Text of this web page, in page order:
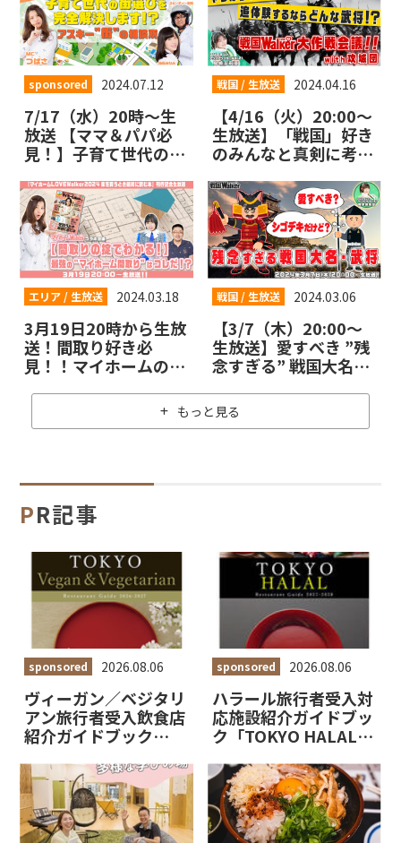
城印に注目してほしい
理由を語りつくすぞ！
【戦国LOVEWalker
#13】
sponsored 2024.07.12
7/17（水）20時～生
放送 【ママ＆パパ必
見！】子育て世代の街
す！？アスキー”街”の
相談所 ～『マイホー
ムLOVEWalker特別編
集 いま家を買うべき
首都圏・関西の街』刊
行記念～：お知らせ
戦国 / 生放送 2024.04.16
【4/16（火）20:00～
生放送】「戦国」好き
のみんなと真剣に考え
LOVEWalker」が戦国
好きのためにやること
を決める作戦会議！！
【戦国LOVEWalker
#12】
エリア / 生放送 2024.03.18
3月19日20時から生放
送！間取り好き必
見！！マイホームの間
めの掟」お教えしま
す！
戦国 / 生放送 2024.03.06
【3/7（木）20:00～
生放送】愛すべき ”残
念すぎる” 戦国大名・
LOVEWalker #11】
もっと見る
PR記事
sponsored 2026.08.06
ヴィーガン／ベジタリ
アン旅行者受入飲食店
紹介ガイドブック
Vegetarian
Restaurant Guide
2027-2028」掲載施
設を募集します！
sponsored 2026.08.06
ハラール旅行者受入対
応施設紹介ガイドブッ
ク「TOKYO HALAL
2027-2028」掲載施
設を募集します！